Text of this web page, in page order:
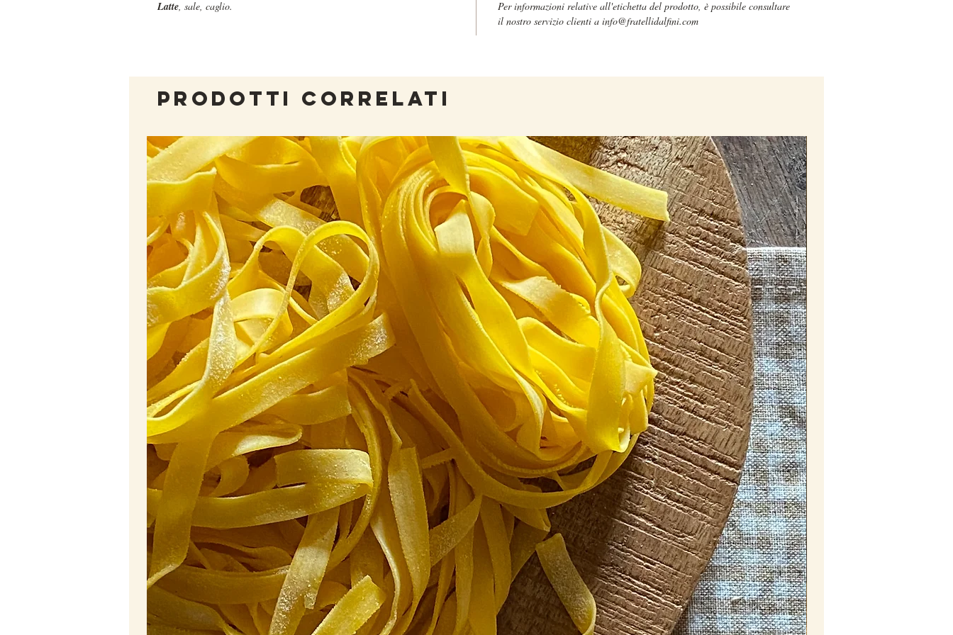
naturale, senza conservanti e naturalmente
privo di lattosio.
presso i nostri mercati in porzioni da 1kg
L'immagine ha il solo scopo di presentare il
prodotto.
Latte, sale, caglio.
Per informazioni relative all'etichetta del prodotto, è possibile consultare
il nostro servizio clienti a info@fratellidalfini.com
PRODOTTI CORRELATI